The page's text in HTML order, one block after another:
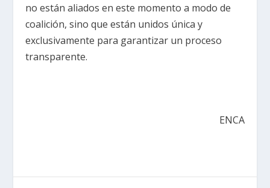
no están aliados en este momento a modo de
coalición, sino que están unidos única y
exclusivamente para garantizar un proceso
transparente.
ENCA